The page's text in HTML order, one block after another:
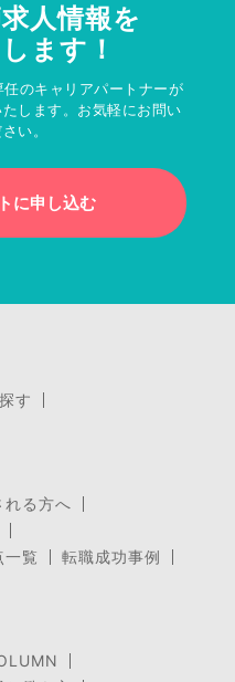
人情報を
ます！
のキャリアパートナーが
します。お気軽にお問い
い。
に申し込む
す
れる方へ
一覧
転職成功事例